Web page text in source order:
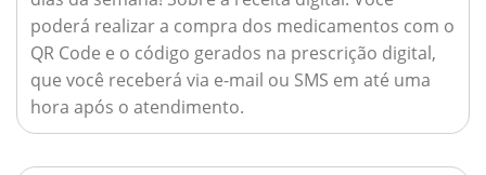
poderá realizar a compra dos medicamentos com o
QR Code e o código gerados na prescrição digital,
que você receberá via e-mail ou SMS em até uma
hora após o atendimento.